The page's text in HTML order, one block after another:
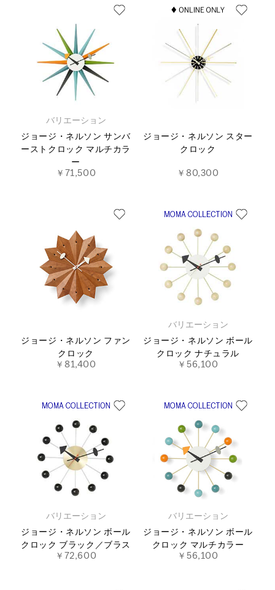
バリエーション
ジョージ・ネルソン サンバ
ーストクロック マルチカラ
ー
￥71,500
ジョージ・ネルソン スター
クロック
￥80,300
ジョージ・ネルソン ファン
クロック
￥81,400
バリエーション
ジョージ・ネルソン ボール
クロック ナチュラル
￥56,100
バリエーション
ジョージ・ネルソン ボール
クロック ブラック／ブラス
￥72,600
バリエーション
ジョージ・ネルソン ボール
クロック マルチカラー
￥56,100